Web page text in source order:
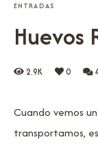
ENTRADAS
Huevos
2.9K 0
Cuando vemos
transportamos,